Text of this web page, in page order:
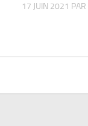
17 JUIN 2021 PAR